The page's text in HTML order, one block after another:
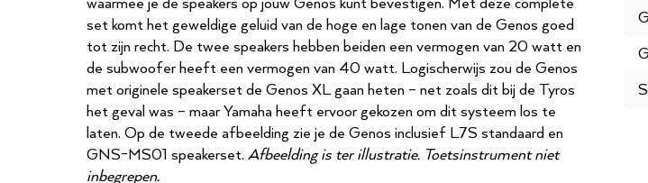
waarmee je de speakers op jouw Genos kunt bevestigen. Met deze complete
set komt het geweldige geluid van de hoge en lage tonen van de Genos goed
tot zijn recht. De twee speakers hebben beiden een vermogen van 20 watt en
de subwoofer heeft een vermogen van 40 watt. Logischerwijs zou de Genos
met originele speakerset de Genos XL gaan heten – net zoals dit bij de Tyros
het geval was – maar Yamaha heeft ervoor gekozen om dit systeem los te
laten. Op de tweede afbeelding zie je de Genos inclusief L7S standaard en
GNS-MS01 speakerset. Afbeelding is ter illustratie. Toetsinstrument niet
inbegrepen.